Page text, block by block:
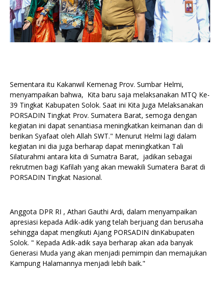
Sementara itu Kakanwil Kemenag Prov. Sumbar Helmi,
menyampaikan bahwa, Kita baru saja melaksanakan MTQ Ke-
39 Tingkat Kabupaten Solok. Saat ini Kita Juga Melaksanakan
PORSADIN Tingkat Prov. Sumatera Barat, semoga dengan
kegiatan ini dapat senantiasa meningkatkan keimanan dan di
berikan Syafaat oleh Allah SWT." Menurut Helmi lagi dalam
kegiatan ini dia juga berharap dapat meningkatkan Tali
Silaturahmi antara kita di Sumatra Barat, jadikan sebagai
rekrutmen bagi Kafilah yang akan mewakili Sumatera Barat di
PORSADIN Tingkat Nasional.
Anggota DPR RI , Athari Gauthi Ardi, dalam menyampaikan
apresiasi kepada Adik-adik yang telah berjuang dan berusaha
sehingga dapat mengikuti Ajang PORSADIN dinKabupaten
Solok. " Kepada Adik-adik saya berharap akan ada banyak
Generasi Muda yang akan menjadi pemimpin dan memajukan
Kampung Halamannya menjadi lebih baik."